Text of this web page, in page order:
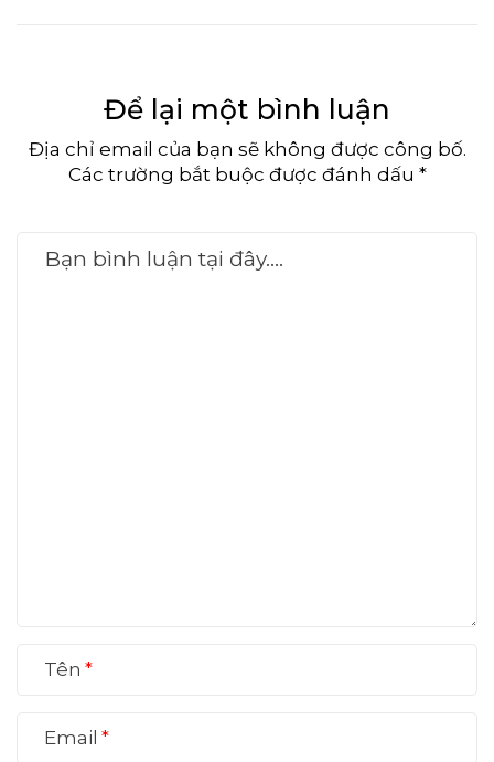
Để lại một bình luận
Địa chỉ email của bạn sẽ không được công bố.
Các trường bắt buộc được đánh dấu *
Tên
Email